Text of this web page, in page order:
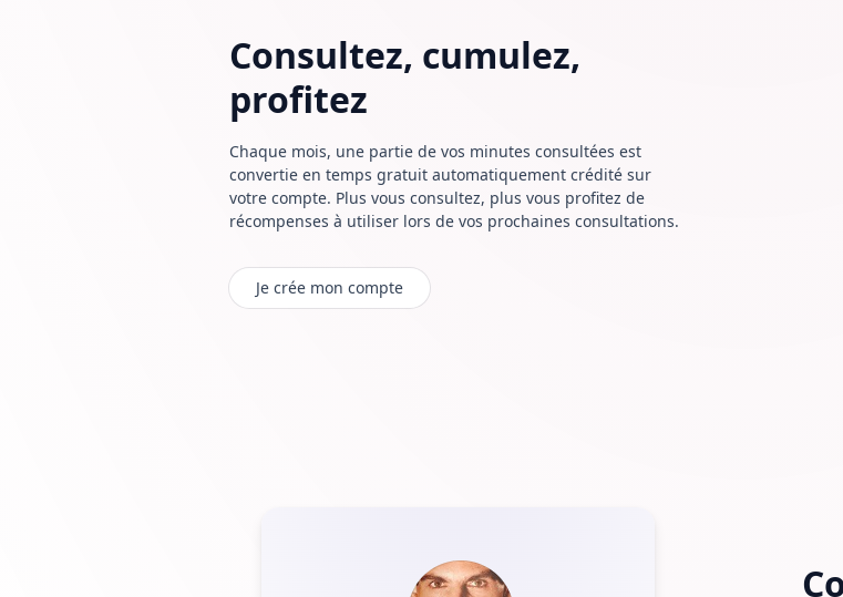
Consultez, cumulez,
profitez
Chaque mois, une partie de vos minutes consultées est
convertie en temps gratuit automatiquement crédité sur
votre compte. Plus vous consultez, plus vous profitez de
récompenses à utiliser lors de vos prochaines consultations.
Je crée mon compte